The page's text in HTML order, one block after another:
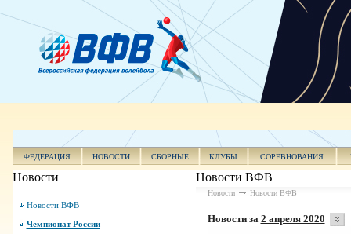
ФЕДЕРАЦИЯ НОВОСТИ СБОРНЫЕ КЛУБЫ СОРЕВНОВАНИЯ
Новости
Новости ВФВ
Чемпионат России
Новости ВФВ
Новости Новости ВФВ
Новости за 2 апреля 2020